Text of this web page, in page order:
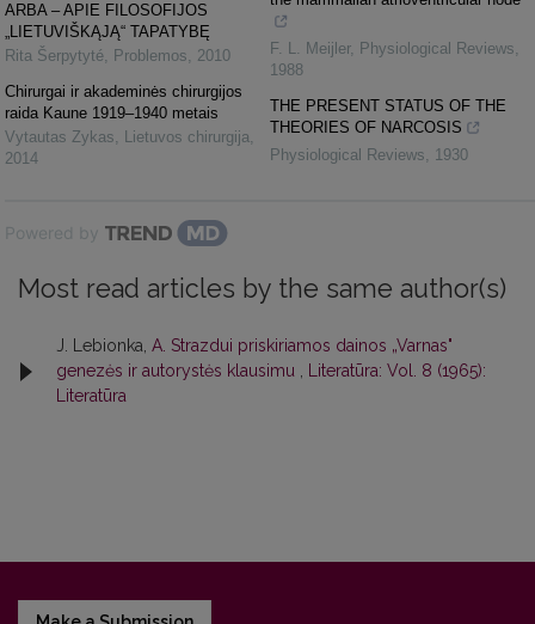
ARBA – APIE FILOSOFIJOS
„LIETUVIŠKĄJĄ“ TAPATYBĘ
Rita Šerpytyté, Problemos, 2010
Chirurgai ir akademinės chirurgijos
raida Kaune 1919–1940 metais
Vytautas Zykas, Lietuvos chirurgija,
2014
F. L. Meijler, Physiological Reviews,
1988
THE PRESENT STATUS OF THE
THEORIES OF NARCOSIS
Physiological Reviews, 1930
Powered by
Most read articles by the same author(s)
J. Lebionka, A. Strazdui priskiriamos dainos „Varnas"
genezės ir autorystės klausimu , Literatūra: Vol. 8 (1965):
Literatūra